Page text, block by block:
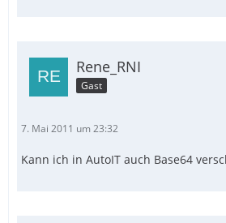
Rene_RNI
Gast
7. Mai 2011 um 23:32
Kann ich in AutoIT auch Base64